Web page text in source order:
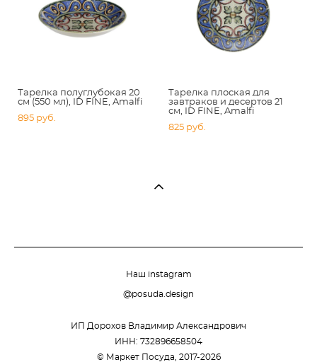
Тарелка полуглубокая 20
см (550 мл), ID FINE, Amalfi
895 pуб.
Тарелка плоская для
завтраков и десертов 21
см, ID FINE, Amalfi
825 pуб.
Наш instagram
@posuda.design
ИП Дорохов Владимир Александрович
ИНН: 732896658504
© Маркет Посуда, 2017-2026